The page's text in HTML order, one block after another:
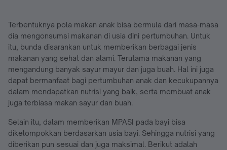
Terbentuknya pola makan anak bisa bermula dari masa-masa
dia mengonsumsi makanan di usia dini pertumbuhan. Untuk
itu, bunda disarankan untuk memberikan berbagai jenis
makanan yang sehat dan alami. Terutama makanan yang
mengandung banyak sayur mayur dan juga buah. Hal ini juga
dapat bermanfaat bagi pertumbuhan anak dan kecukupannya
dalam mendapatkan nutrisi yang baik, serta membuat anak
juga terbiasa makan sayur dan buah.
Selain itu, dalam memberikan MPASI pada bayi bisa
dikelompokkan berdasarkan usia bayi. Sehingga nutrisi yang
diberikan pun sesuai dan juga maksimal. Berikut adalah